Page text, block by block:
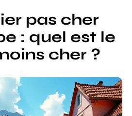
pas cher
: quel est le
cher ?